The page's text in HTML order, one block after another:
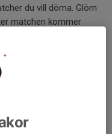
du vill döma. Glöm
matchen kommer
1. Där
och flaggor för